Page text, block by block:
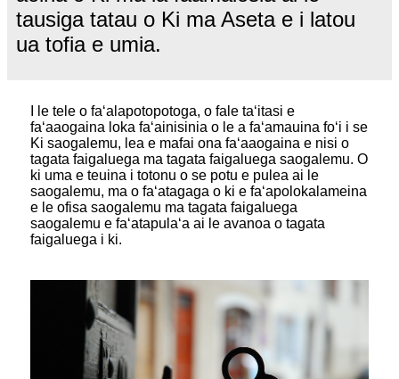
tausiga tatau o Ki ma Aseta e i latou
ua tofia e umia.
I le tele o faʻalapotopotoga, o fale taʻitasi e
faʻaaogaina loka faʻainisinia o le a faʻamauina foʻi i se
Ki saogalemu, lea e mafai ona faʻaaogaina e nisi o
tagata faigaluega ma tagata faigaluega saogalemu. O
ki uma e teuina i totonu o se potu e pulea ai le
saogalemu, ma o faʻatagaga o ki e faʻapolokalameina
e le ofisa saogalemu ma tagata faigaluega
saogalemu e faʻatapulaʻa ai le avanoa o tagata
faigaluega i ki.